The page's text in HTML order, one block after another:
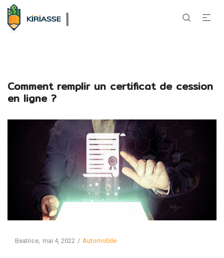
Comment remplir un certificat de cession
en ligne ?
Beatrice Posted
mai 4, 2022
Posted
Automobile